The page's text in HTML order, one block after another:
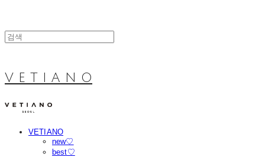
V E T I A N O
VETIANO
new♡
best♡